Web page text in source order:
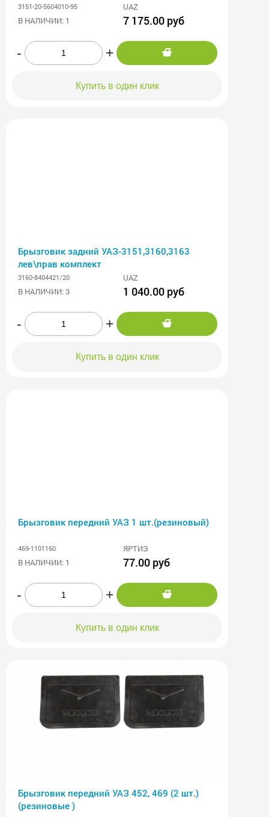
3151-20-5604010-95
UAZ
В НАЛИЧИИ: 1
7 175.00 руб
- +
Купить в один клик
Брызговик задний УАЗ-3151,3160,3163
лев\прав комплект
3160-8404421/20
UAZ
В НАЛИЧИИ: 3
1 040.00 руб
- +
Купить в один клик
Брызговик передний УАЗ 1 шт.(резиновый)
469-1101160
ЯРТИЗ
В НАЛИЧИИ: 1
77.00 руб
- +
Купить в один клик
Брызговик передний УАЗ 452, 469 (2 шт.)
(резиновые )